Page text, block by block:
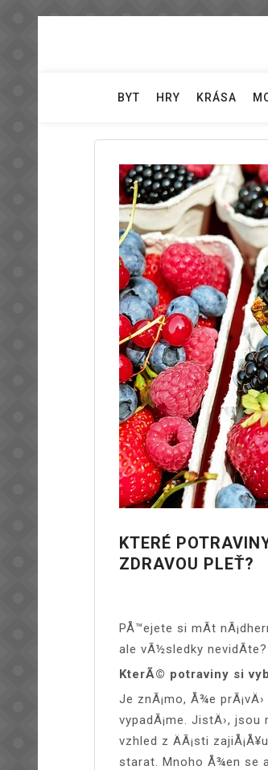
BYT HRY KRÁSA
KTERÉ
ZDRAVOU PLEŤ?
PÅ™ejete si mÃ­t
ale vÃ½sledky
KterÃ© potraviny si
Je znÃ¡mo, Å¾e
vypadÃ¡me. JistÄ›,
vzhled z ÄÃ¡sti
starat. Mnoho Å¾en se